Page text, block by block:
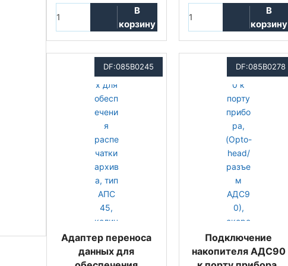
В
корзину
В
корзину
DF:085B0245
Адаптер переноса
данных для
DF:085B0278
Подключение
накопителя АДС90